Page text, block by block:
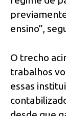
ensino”,
O trecho
trabalhos
essas